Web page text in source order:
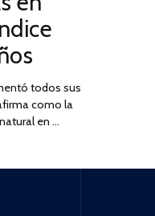
2025
todos sus
como la
en …